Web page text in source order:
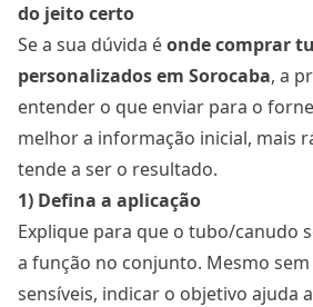
do jeito certo
Se a sua dúvida éonde comprar
personalizadosem Sorocaba, a
entender o que enviar para o
melhor a informação inicial, mais
tende a ser o resultado.
1) Defina a aplicação
Explique para que o tubo/canudo
a função no conjunto. Mesmo
sensíveis, indicar o objetivo ajuda